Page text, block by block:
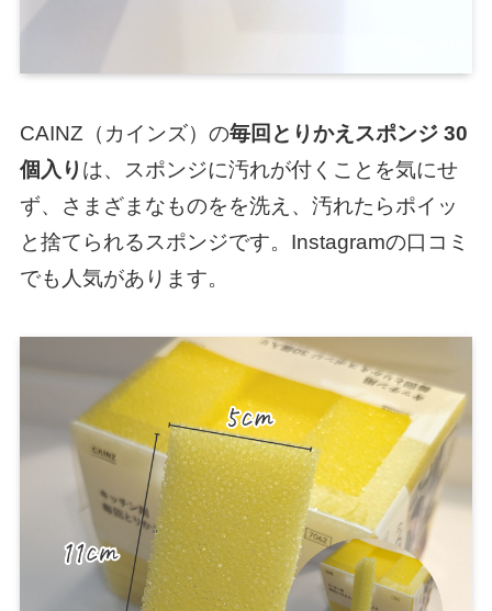
CAINZ（カインズ）の毎回とりかえスポンジ 30
個入り は、スポンジに汚れが付くことを気にせ
ず、さまざまなものをを洗え、汚れたらポイッ
と捨てられるスポンジです。Instagramの口コミ
でも人気があります。